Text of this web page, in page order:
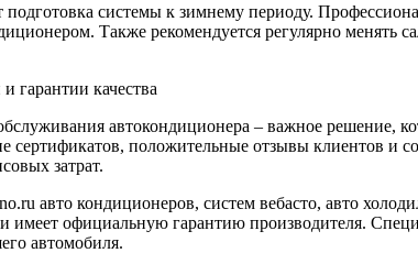
системы к зимнему периоду.
Также рекомендуется регулярно
гарантии качества
автокондиционера – важное решение,
сертификатов, положительные отзывы клиентов и
затрат.
авто кондиционеров, систем вебасто, авто
и имеет официальную гарантию производителя.
автомобиля.